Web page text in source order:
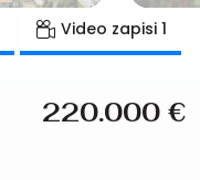
Video zapisi1
220.000 €